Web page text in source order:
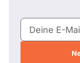
E-
Mail-
Deine E-